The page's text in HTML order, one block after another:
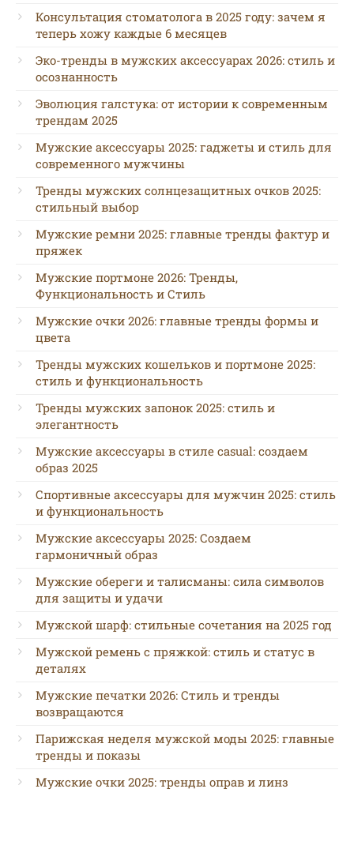
Консультация стоматолога в 2025 году: зачем я
теперь хожу каждые 6 месяцев
Эко-тренды в мужских аксессуарах 2026: стиль и
осознанность
Эволюция галстука: от истории к современным
трендам 2025
Мужские аксессуары 2025: гаджеты и стиль для
современного мужчины
Тренды мужских солнцезащитных очков 2025:
стильный выбор
Мужские ремни 2025: главные тренды фактур и
пряжек
Мужские портмоне 2026: Тренды,
Функциональность и Стиль
Мужские очки 2026: главные тренды формы и
цвета
Тренды мужских кошельков и портмоне 2025:
стиль и функциональность
Тренды мужских запонок 2025: стиль и
элегантность
Мужские аксессуары в стиле casual: создаем
образ 2025
Спортивные аксессуары для мужчин 2025: стиль
и функциональность
Мужские аксессуары 2025: Создаем
гармоничный образ
Мужские обереги и талисманы: сила символов
для защиты и удачи
Мужской шарф: стильные сочетания на 2025 год
Мужской ремень с пряжкой: стиль и статус в
деталях
Мужские печатки 2026: Стиль и тренды
возвращаются
Парижская неделя мужской моды 2025: главные
тренды и показы
Мужские очки 2025: тренды оправ и линз